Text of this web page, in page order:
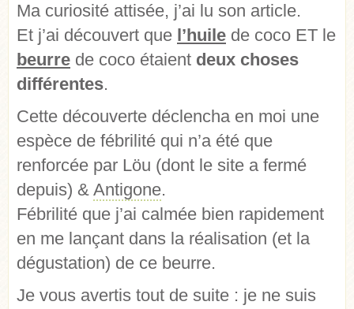
Ma curiosité attisée, j’ai lu son article.
Et j’ai découvert que l’huile de coco ET le
beurre de coco étaient deux choses
différentes.
Cette découverte déclencha en moi une
espèce de fébrilité qui n’a été que
renforcée par Löu (dont le site a fermé
depuis) & Antigone.
Fébrilité que j’ai calmée bien rapidement
en me lançant dans la réalisation (et la
dégustation) de ce beurre.
Je vous avertis tout de suite : je ne suis